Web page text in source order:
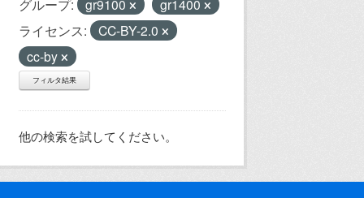
グループ: gr9100
gr1400
ライセンス:
CC-BY-2.0
cc-by
フィルタ結果
他の検索を試してください。